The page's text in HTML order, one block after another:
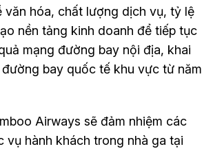
văn hóa, chất lượng dịch vụ, tỷ lệ
nền tảng kinh doanh để tiếp tục
mạng đường bay nội địa, khai
bay quốc tế khu vực từ năm
Airways sẽ đảm nhiệm các
vụ hành khách trong nhà ga tại